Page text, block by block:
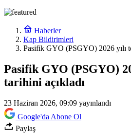
Haberler
Kap Bildirimleri
Pasifik GYO (PSGYO) 2026 yılı
Pasifik GYO (PSGYO)
tarihini açıkladı
23 Haziran 2026, 09:09 yayınlandı
Google'da Abone Ol
Paylaş